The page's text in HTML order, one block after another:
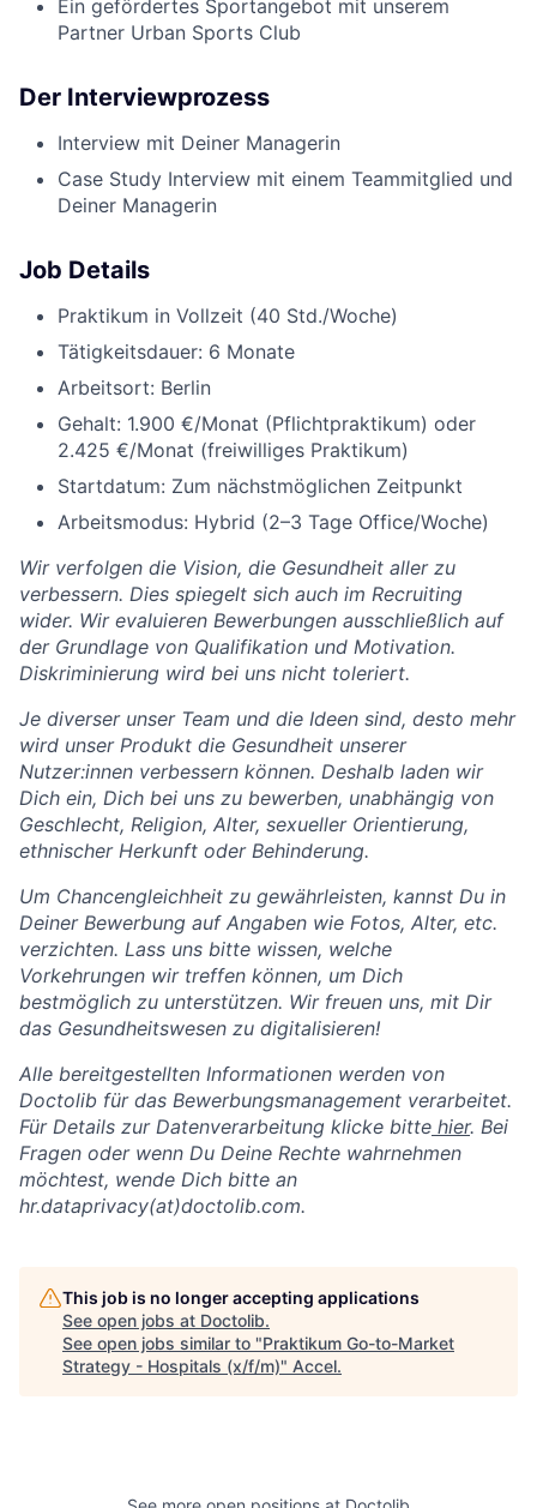
Ein gefördertes Sportangebot mit unserem
Partner Urban Sports Club
Der Interviewprozess
Interview mit Deiner Managerin
Case Study Interview mit einem Teammitglied und
Deiner Managerin
Job Details
Praktikum in Vollzeit (40 Std./Woche)
Tätigkeitsdauer: 6 Monate
Arbeitsort: Berlin
Gehalt: 1.900 €/Monat (Pflichtpraktikum) oder
2.425 €/Monat (freiwilliges Praktikum)
Startdatum: Zum nächstmöglichen Zeitpunkt
Arbeitsmodus: Hybrid (2–3 Tage Office/Woche)
Wir verfolgen die Vision, die Gesundheit aller zu
verbessern. Dies spiegelt sich auch im Recruiting
wider. Wir evaluieren Bewerbungen ausschließlich auf
der Grundlage von Qualifikation und Motivation.
Diskriminierung wird bei uns nicht toleriert.
Je diverser unser Team und die Ideen sind, desto mehr
wird unser Produkt die Gesundheit unserer
Nutzer:innen verbessern können. Deshalb laden wir
Dich ein, Dich bei uns zu bewerben, unabhängig von
Geschlecht, Religion, Alter, sexueller Orientierung,
ethnischer Herkunft oder Behinderung.
Um Chancengleichheit zu gewährleisten, kannst Du in
Deiner Bewerbung auf Angaben wie Fotos, Alter, etc.
verzichten. Lass uns bitte wissen, welche
Vorkehrungen wir treffen können, um Dich
bestmöglich zu unterstützen. Wir freuen uns, mit Dir
das Gesundheitswesen zu digitalisieren!
Alle bereitgestellten Informationen werden von
Doctolib für das Bewerbungsmanagement verarbeitet.
Für Details zur Datenverarbeitung klicke bitte hier. Bei
Fragen oder wenn Du Deine Rechte wahrnehmen
möchtest, wende Dich bitte an
hr.dataprivacy(at)doctolib.com.
This job is no longer accepting applications
See open jobs at Doctolib.
See open jobs similar to "Praktikum Go-to-Market
Strategy - Hospitals (x/f/m)" Accel.